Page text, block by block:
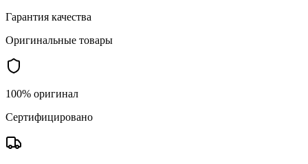
Гарантия качества
Оригинальные товары
100% оригинал
Сертифицировано